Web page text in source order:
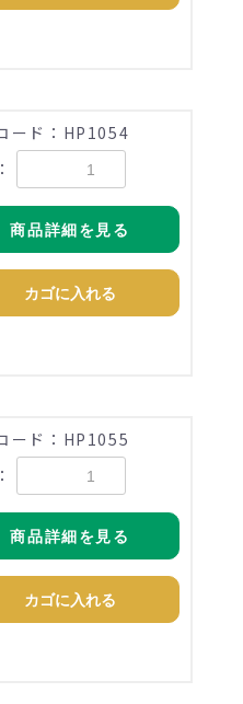
ード：HP1054
商品詳細を見る
カゴに入れる
ード：HP1055
商品詳細を見る
カゴに入れる